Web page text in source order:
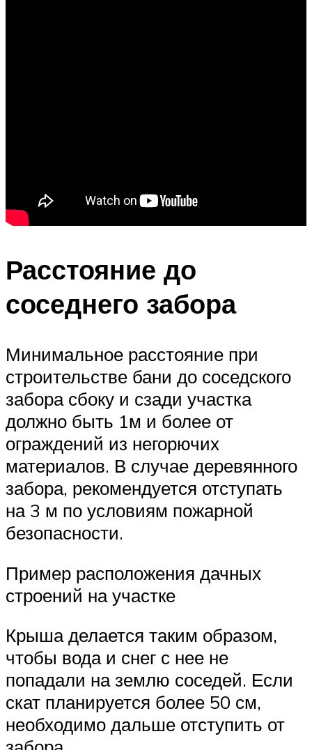
Расстояние до
соседнего забора
Минимальное расстояние при
строительстве бани до соседского
забора сбоку и сзади участка
должно быть 1м и более от
ограждений из негорючих
материалов. В случае деревянного
забора, рекомендуется отступать
на 3 м по условиям пожарной
безопасности.
Пример расположения дачных
строений на участке
Крыша делается таким образом,
чтобы вода и снег с нее не
попадали на землю соседей. Если
скат планируется более 50 см,
необходимо дальше отступить от